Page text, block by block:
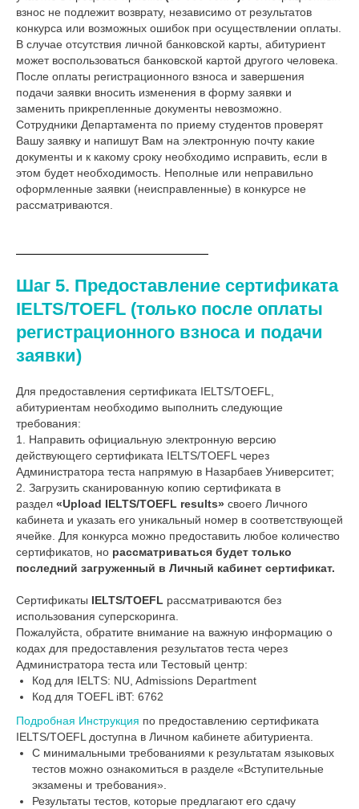
взнос не подлежит возврату, независимо от результатов
конкурса или возможных ошибок при осуществлении оплаты.
В случае отсутствия личной банковской карты, абитуриент
может воспользоваться банковской картой другого человека.
После оплаты регистрационного взноса и завершения
подачи заявки вносить изменения в форму заявки и
заменить прикрепленные документы невозможно.
Сотрудники Департамента по приему студентов проверят
Вашу заявку и напишут Вам на электронную почту какие
документы и к какому сроку необходимо исправить, если в
этом будет необходимость. Неполные или неправильно
оформленные заявки (неисправленные) в конкурсе не
рассматриваются.
Шаг 5. Предоставление сертификата
IELTS/TOEFL (только после оплаты
регистрационного взноса и подачи
заявки)
Для предоставления сертификата IELTS/TOEFL,
абитуриентам необходимо выполнить следующие
требования:
1. Направить официальную электронную версию
действующего сертификата IELTS/TOEFL через
Администратора теста напрямую в Назарбаев Университет;
2. Загрузить сканированную копию сертификата в
раздел «Upload IELTS/TOEFL results» своего Личного
кабинета и указать его уникальный номер в соответствующей
ячейке. Для конкурса можно предоставить любое количество
сертификатов, но рассматриваться будет только
последний загруженный в Личный кабинет сертификат.
Сертификаты IELTS/TOEFL рассматриваются без
использования суперскоринга.
Пожалуйста, обратите внимание на важную информацию о
кодах для предоставления результатов теста через
Администратора теста или Тестовый центр:
Код для IELTS: NU, Admissions Department
Код для TOEFL iBT: 6762
Подробная Инструкция по предоставлению сертификата
IELTS/TOEFL доступна в Личном кабинете абитуриента.
С минимальными требованиями к результатам языковых
тестов можно ознакомиться в разделе «Вступительные
экзамены и требования».
Результаты тестов, которые предлагают его сдачу